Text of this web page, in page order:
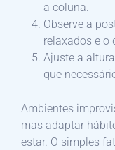
a coluna.
Observe a
relaxados e o
Ajuste a
que
Ambientes
mas adaptar
estar. O simples